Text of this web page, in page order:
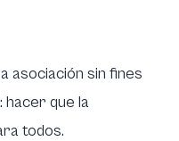
asociación sin fines
hacer que la
todos.